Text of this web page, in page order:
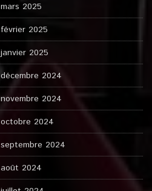
mars 2025
février 2025
janvier 2025
décembre 2024
novembre 2024
octobre 2024
septembre 2024
août 2024